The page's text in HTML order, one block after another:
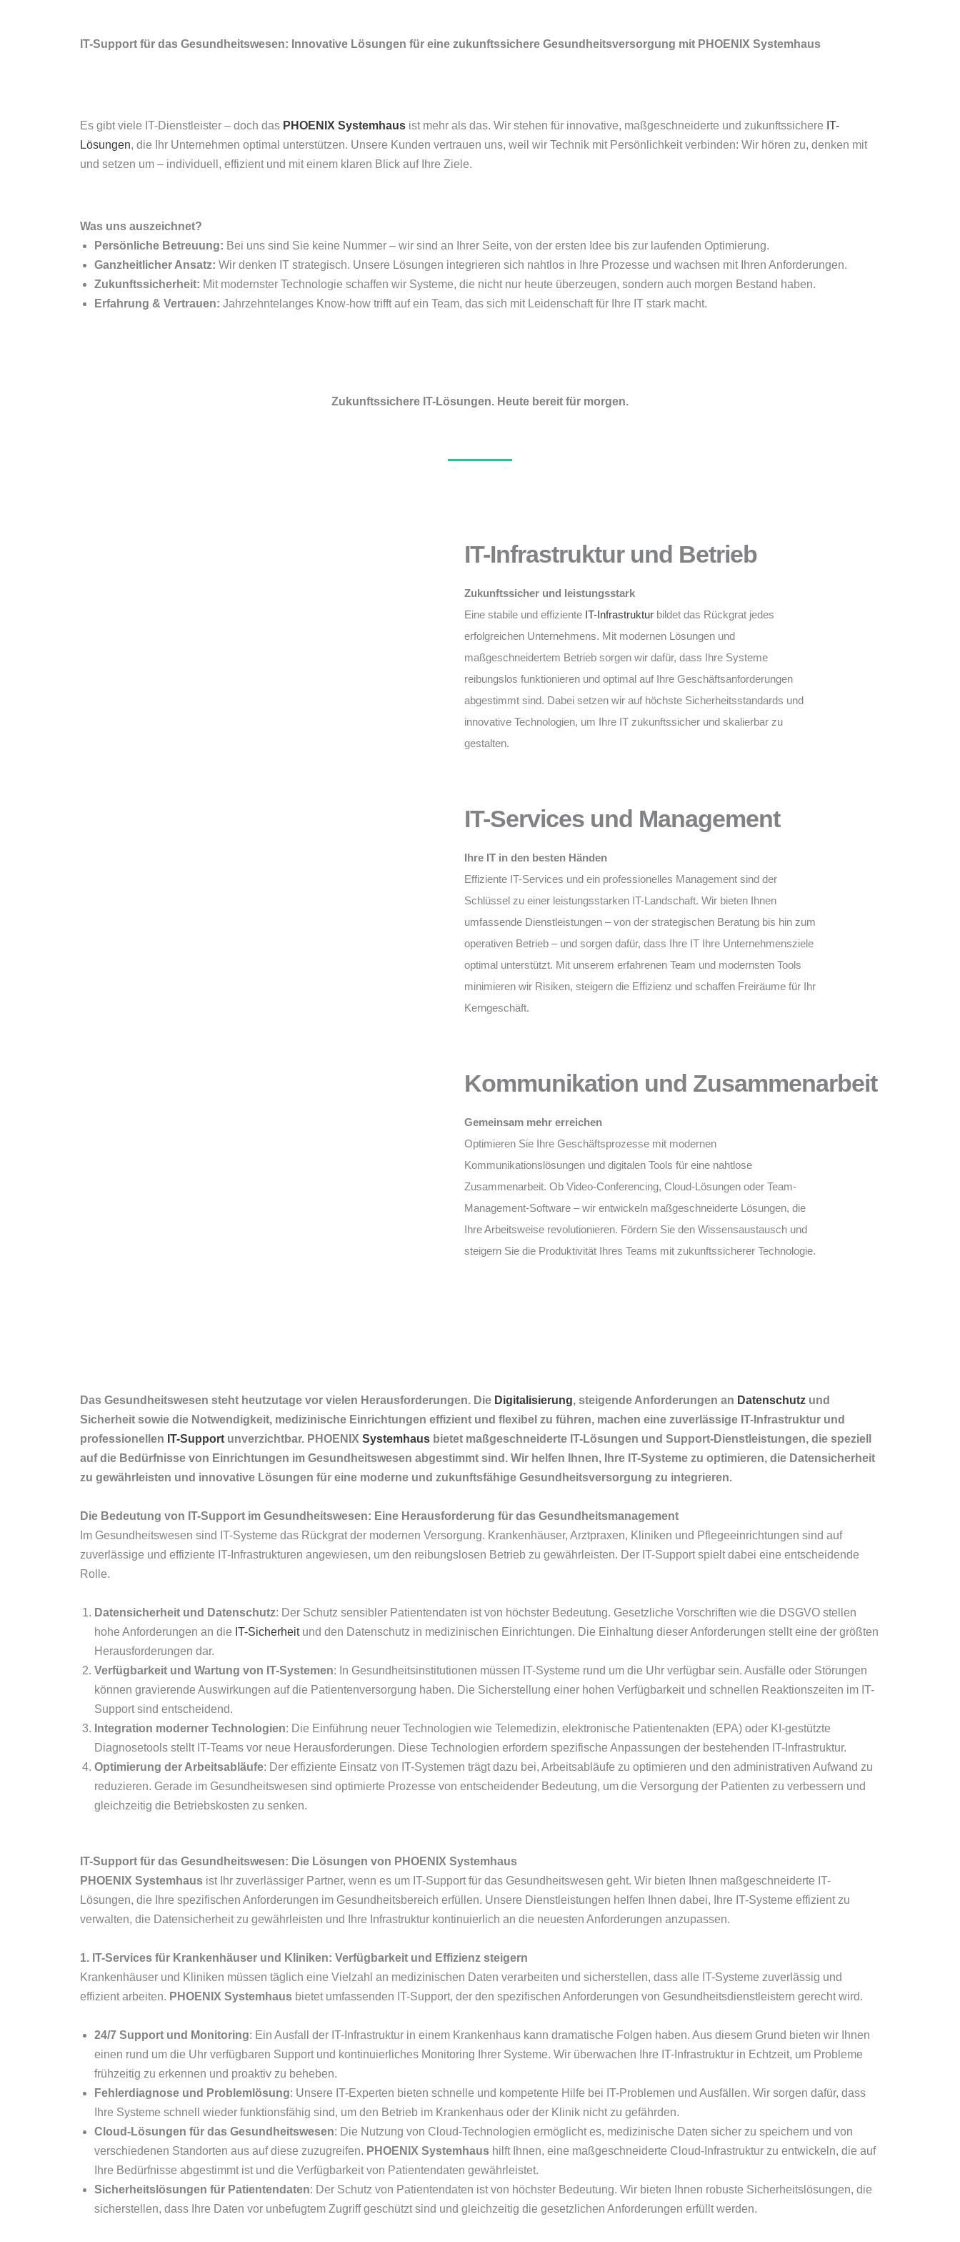
IT-Support für das Gesundheitswesen: Innovative Lösungen für eine zukunftssichere Gesundheitsversorgung mit PHOENIX Systemhaus
Es gibt viele IT-Dienstleister – doch das PHOENIX Systemhaus ist mehr als das. Wir stehen für innovative, maßgeschneiderte und zukunftssichere IT-
Lösungen, die Ihr Unternehmen optimal unterstützen. Unsere Kunden vertrauen uns, weil wir Technik mit Persönlichkeit verbinden: Wir hören zu, denken mit
und setzen um – individuell, effizient und mit einem klaren Blick auf Ihre Ziele.
Was uns auszeichnet?
Persönliche Betreuung: Bei uns sind Sie keine Nummer – wir sind an Ihrer Seite, von der ersten Idee bis zur laufenden Optimierung.
Ganzheitlicher Ansatz: Wir denken IT strategisch. Unsere Lösungen integrieren sich nahtlos in Ihre Prozesse und wachsen mit Ihren Anforderungen.
Zukunftssicherheit: Mit modernster Technologie schaffen wir Systeme, die nicht nur heute überzeugen, sondern auch morgen Bestand haben.
Erfahrung & Vertrauen: Jahrzehntelanges Know-how trifft auf ein Team, das sich mit Leidenschaft für Ihre IT stark macht.
Zukunftssichere IT-Lösungen. Heute bereit für morgen.
IT-Infrastruktur und Betrieb
Zukunftssicher und leistungsstark
Eine stabile und effiziente IT-Infrastruktur bildet das Rückgrat jedes
erfolgreichen Unternehmens. Mit modernen Lösungen und
maßgeschneidertem Betrieb sorgen wir dafür, dass Ihre Systeme
reibungslos funktionieren und optimal auf Ihre Geschäftsanforderungen
abgestimmt sind. Dabei setzen wir auf höchste Sicherheitsstandards und
innovative Technologien, um Ihre IT zukunftssicher und skalierbar zu
gestalten.
IT-Services und Management
Ihre IT in den besten Händen
Effiziente IT-Services und ein professionelles Management sind der
Schlüssel zu einer leistungsstarken IT-Landschaft. Wir bieten Ihnen
umfassende Dienstleistungen – von der strategischen Beratung bis hin zum
operativen Betrieb – und sorgen dafür, dass Ihre IT Ihre Unternehmensziele
optimal unterstützt. Mit unserem erfahrenen Team und modernsten Tools
minimieren wir Risiken, steigern die Effizienz und schaffen Freiräume für Ihr
Kerngeschäft.
Kommunikation und Zusammenarbeit
Gemeinsam mehr erreichen
Optimieren Sie Ihre Geschäftsprozesse mit modernen
Kommunikationslösungen und digitalen Tools für eine nahtlose
Zusammenarbeit. Ob Video-Conferencing, Cloud-Lösungen oder Team-
Management-Software – wir entwickeln maßgeschneiderte Lösungen, die
Ihre Arbeitsweise revolutionieren. Fördern Sie den Wissensaustausch und
steigern Sie die Produktivität Ihres Teams mit zukunftssicherer Technologie.
Das Gesundheitswesen steht heutzutage vor vielen Herausforderungen. Die Digitalisierung, steigende Anforderungen an Datenschutz und
Sicherheit sowie die Notwendigkeit, medizinische Einrichtungen effizient und flexibel zu führen, machen eine zuverlässige IT-Infrastruktur und
professionellen IT-Support unverzichtbar. PHOENIX Systemhaus bietet maßgeschneiderte IT-Lösungen und Support-Dienstleistungen, die speziell
auf die Bedürfnisse von Einrichtungen im Gesundheitswesen abgestimmt sind. Wir helfen Ihnen, Ihre IT-Systeme zu optimieren, die Datensicherheit
zu gewährleisten und innovative Lösungen für eine moderne und zukunftsfähige Gesundheitsversorgung zu integrieren.
Die Bedeutung von IT-Support im Gesundheitswesen: Eine Herausforderung für das Gesundheitsmanagement
Im Gesundheitswesen sind IT-Systeme das Rückgrat der modernen Versorgung. Krankenhäuser, Arztpraxen, Kliniken und Pflegeeinrichtungen sind auf
zuverlässige und effiziente IT-Infrastrukturen angewiesen, um den reibungslosen Betrieb zu gewährleisten. Der IT-Support spielt dabei eine entscheidende
Rolle.
Datensicherheit und Datenschutz: Der Schutz sensibler Patientendaten ist von höchster Bedeutung. Gesetzliche Vorschriften wie die DSGVO stellen
hohe Anforderungen an die IT-Sicherheitund den Datenschutz in medizinischen Einrichtungen. Die Einhaltung dieser Anforderungen stellt eine der größten
Herausforderungen dar.
Verfügbarkeit und Wartung von IT-Systemen: In Gesundheitsinstitutionen müssen IT-Systeme rund um die Uhr verfügbar sein. Ausfälle oder Störungen
können gravierende Auswirkungen auf die Patientenversorgung haben. Die Sicherstellung einer hohen Verfügbarkeit und schnellen Reaktionszeiten im IT-
Support sind entscheidend.
Integration moderner Technologien: Die Einführung neuer Technologien wie Telemedizin, elektronische Patientenakten (EPA) oder KI-gestützte
Diagnosetools stellt IT-Teams vor neue Herausforderungen. Diese Technologien erfordern spezifische Anpassungen der bestehenden IT-Infrastruktur.
Optimierung der Arbeitsabläufe: Der effiziente Einsatz von IT-Systemen trägt dazu bei, Arbeitsabläufe zu optimieren und den administrativen Aufwand zu
reduzieren. Gerade im Gesundheitswesen sind optimierte Prozesse von entscheidender Bedeutung, um die Versorgung der Patienten zu verbessern und
gleichzeitig die Betriebskosten zu senken.
IT-Support für das Gesundheitswesen: Die Lösungen von PHOENIX Systemhaus
PHOENIX Systemhaus ist Ihr zuverlässiger Partner, wenn es um IT-Support für das Gesundheitswesen geht. Wir bieten Ihnen maßgeschneiderte IT-
Lösungen, die Ihre spezifischen Anforderungen im Gesundheitsbereich erfüllen. Unsere Dienstleistungen helfen Ihnen dabei, Ihre IT-Systeme effizient zu
verwalten, die Datensicherheit zu gewährleisten und Ihre Infrastruktur kontinuierlich an die neuesten Anforderungen anzupassen.
1. IT-Services für Krankenhäuser und Kliniken: Verfügbarkeit und Effizienz steigern
Krankenhäuser und Kliniken müssen täglich eine Vielzahl an medizinischen Daten verarbeiten und sicherstellen, dass alle IT-Systeme zuverlässig und
effizient arbeiten. PHOENIX Systemhaus bietet umfassenden IT-Support, der den spezifischen Anforderungen von Gesundheitsdienstleistern gerecht wird.
24/7 Support und Monitoring: Ein Ausfall der IT-Infrastruktur in einem Krankenhaus kann dramatische Folgen haben. Aus diesem Grund bieten wir Ihnen
einen rund um die Uhr verfügbaren Support und kontinuierliches Monitoring Ihrer Systeme. Wir überwachen Ihre IT-Infrastruktur in Echtzeit, um Probleme
frühzeitig zu erkennen und proaktiv zu beheben.
Fehlerdiagnose und Problemlösung: Unsere IT-Experten bieten schnelle und kompetente Hilfe bei IT-Problemen und Ausfällen. Wir sorgen dafür, dass
Ihre Systeme schnell wieder funktionsfähig sind, um den Betrieb im Krankenhaus oder der Klinik nicht zu gefährden.
Cloud-Lösungen für das Gesundheitswesen: Die Nutzung von Cloud-Technologien ermöglicht es, medizinische Daten sicher zu speichern und von
verschiedenen Standorten aus auf diese zuzugreifen. PHOENIX Systemhaus hilft Ihnen, eine maßgeschneiderte Cloud-Infrastruktur zu entwickeln, die auf
Ihre Bedürfnisse abgestimmt ist und die Verfügbarkeit von Patientendaten gewährleistet.
Sicherheitslösungen für Patientendaten: Der Schutz von Patientendaten ist von höchster Bedeutung. Wir bieten Ihnen robuste Sicherheitslösungen, die
sicherstellen, dass Ihre Daten vor unbefugtem Zugriff geschützt sind und gleichzeitig die gesetzlichen Anforderungen erfüllt werden.